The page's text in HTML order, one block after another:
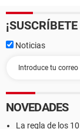
Noticias
NOVEDADES
La regla de los